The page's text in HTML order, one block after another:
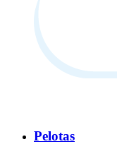
Pelotas